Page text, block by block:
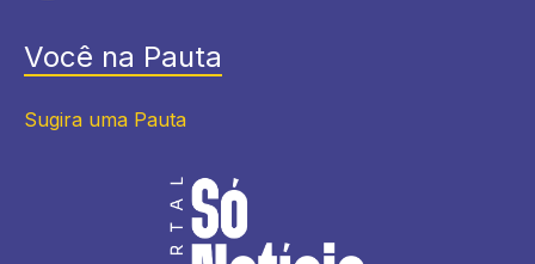
Você na Pauta
Sugira uma Pauta